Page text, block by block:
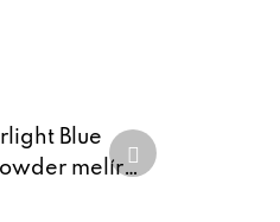
Blue
melír
Další
produkt